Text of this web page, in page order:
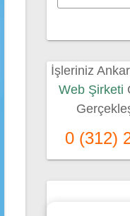
İşleriniz
Web Şirketi
0 (312)